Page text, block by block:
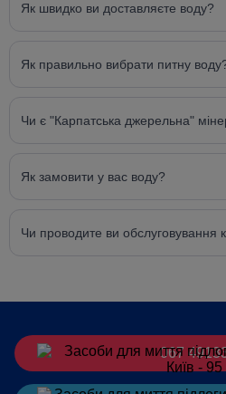
Як швидко ви доставляєте воду?
Як правильно вибрати питну
Чи є "Карпатська джерельна"
Як замовити у вас воду?
Чи проводите ви обслуговування
067